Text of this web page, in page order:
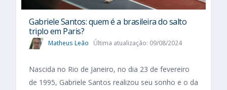
Gabriele Santos: quem é a brasileira do salto
triplo em Paris?
Matheus Leão Última atualização: 09/08/2024
Nascida no Rio de Janeiro, no dia 23 de fevereiro
de 1995, Gabriele Santos realizou seu sonho e o da